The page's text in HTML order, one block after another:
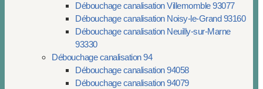
Débouchage canalisation Villemomble 93077
Débouchage canalisation Noisy-le-Grand 93160
Débouchage canalisation Neuilly-sur-Marne
93330
Débouchage canalisation 94
Débouchage canalisation 94058
Débouchage canalisation 94079